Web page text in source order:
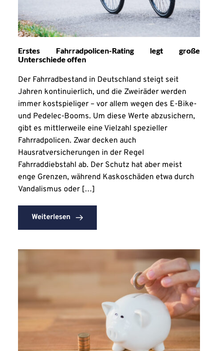
Erstes Fahrradpolicen-Rating legt große
Unterschiede offen
Der Fahrradbestand in Deutschland steigt seit
Jahren kontinuierlich, und die Zweiräder werden
immer kostspieliger – vor allem wegen des E-Bike-
und Pedelec-Booms. Um diese Werte abzusichern,
gibt es mittlerweile eine Vielzahl spezieller
Fahrradpolicen. Zwar decken auch
Hausratversicherungen in der Regel
Fahrraddiebstahl ab. Der Schutz hat aber meist
enge Grenzen, während Kaskoschäden etwa durch
Vandalismus oder […]
Weiterlesen